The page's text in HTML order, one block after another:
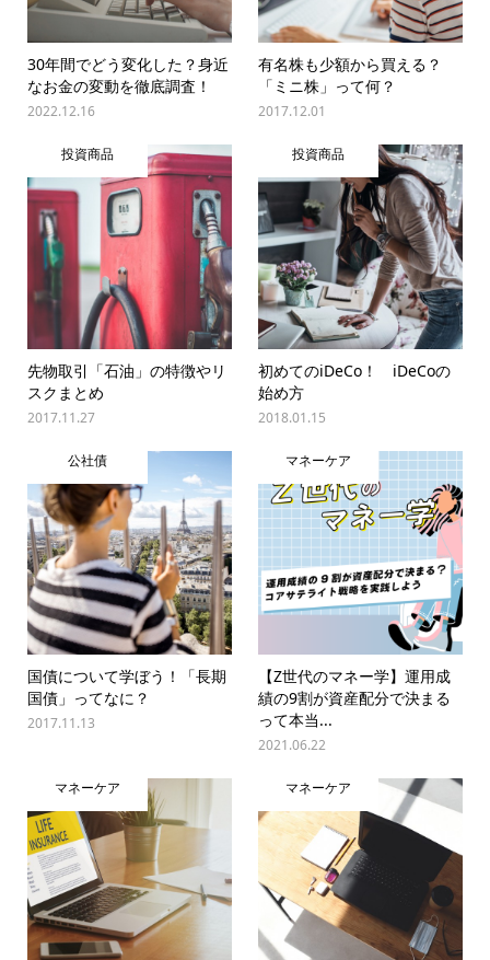
30年間でどう変化した？身近
なお金の変動を徹底調査！
2022.12.16
有名株も少額から買える？
「ミニ株」って何？
2017.12.01
投資商品
先物取引「石油」の特徴やリ
スクまとめ
2017.11.27
投資商品
初めてのiDeCo！ iDeCoの
始め方
2018.01.15
公社債
国債について学ぼう！「長期
国債」ってなに？
2017.11.13
マネーケア
【Z世代のマネー学】運用成
績の9割が資産配分で決まる
って本当...
2021.06.22
マネーケア マネーケア